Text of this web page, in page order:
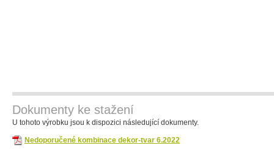
Dokumenty ke stažení
U tohoto výrobku jsou k dispozici následující dokumenty.
Nedoporučené kombinace dekor-tvar 6.2022